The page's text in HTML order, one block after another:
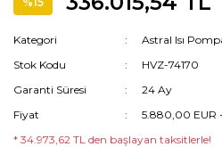
Kategori
Astral Isı
Stok Kodu
HVZ-74170
Garanti Süresi
24 Ay
Fiyat
5.880,00 EUR
* 34.973,62 TL den başlayan taksitlerle!